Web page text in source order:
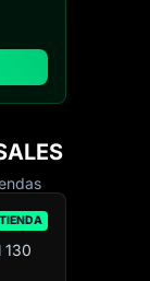
TIENDA
130